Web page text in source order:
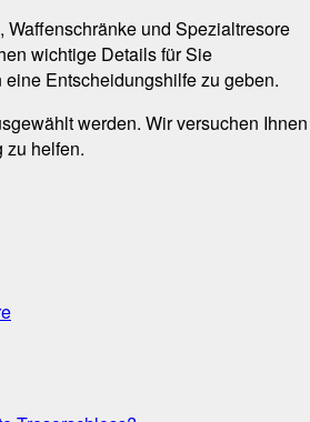
Waffenschränke und Spezialtresore
wichtige Details für Sie
Entscheidungshilfe zu geben.
werden. Wir versuchen Ihnen
zu helfen.